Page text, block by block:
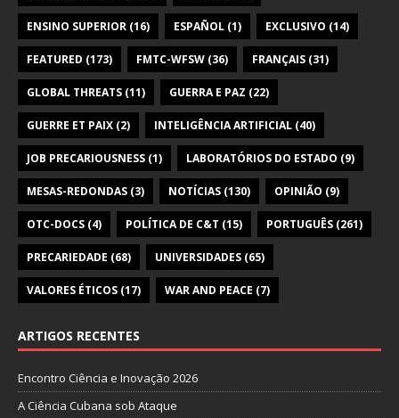
ENSINO SUPERIOR (16) ESPAÑOL (1) EXCLUSIVO (14)
FEATURED (173) FMTC-WFSW (36) FRANÇAIS (31)
GLOBAL THREATS (11) GUERRA E PAZ (22)
GUERRE ET PAIX (2) INTELIGÊNCIA ARTIFICIAL (40)
JOB PRECARIOUSNESS (1) LABORATÓRIOS DO ESTADO (9)
MESAS-REDONDAS (3) NOTÍCIAS (130) OPINIÃO (9)
OTC-DOCS (4) POLÍTICA DE C&T (15) PORTUGUÊS (261)
PRECARIEDADE (68) UNIVERSIDADES (65)
VALORES ÉTICOS (17) WAR AND PEACE (7)
ARTIGOS RECENTES
Encontro Ciência e Inovação 2026
A Ciência Cubana sob Ataque